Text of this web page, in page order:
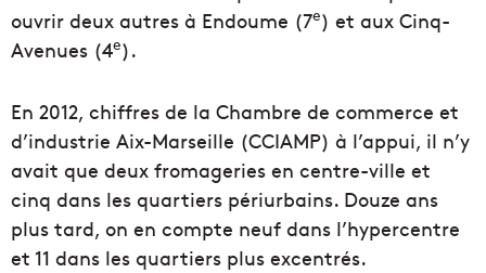
ouvrir deux autres à Endoume (7e) et aux Cinq-
Avenues (4e).
En 2012, chiffres de la Chambre de commerce et
d’industrie Aix-Marseille (CCIAMP) à l’appui, il n’y
avait que deux fromageries en centre-ville et
cinq dans les quartiers périurbains. Douze ans
plus tard, on en compte neuf dans l’hypercentre
et 11 dans les quartiers plus excentrés.